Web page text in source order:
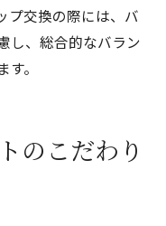
プ交換の際には、バ
し、総合的なバラン
。
のこだわり